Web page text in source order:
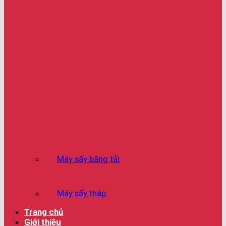
Máy sấy băng tải
Máy sấy tháp
Trang chủ
Giới thiệu